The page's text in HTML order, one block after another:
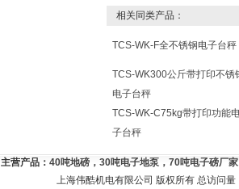
相关同类产品：
TCS-WK-F全不锈钢电子台秤
TCS-WK300公斤带打印不锈
电子台秤
TCS-WK-C75kg带打印功能
子台秤
主营产品： 40吨地磅，30吨电子地泵，70吨电子磅厂
上海伟酷机电有限公司 版权所有 总访问量